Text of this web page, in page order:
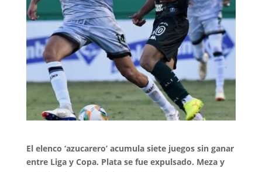
El elenco ‘azucarero’ acumula siete juegos sin ganar
entre Liga y Copa. Plata se fue expulsado. Meza y